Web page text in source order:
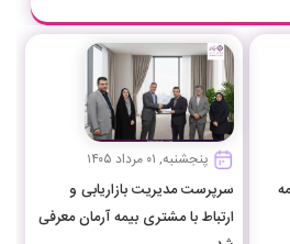
پنجشنبه, ۰۱ مرداد ۱۴۰۵
سرپرست مدیریت بازاریابی و
ارتباط با مشتری بیمه آرمان معرفی